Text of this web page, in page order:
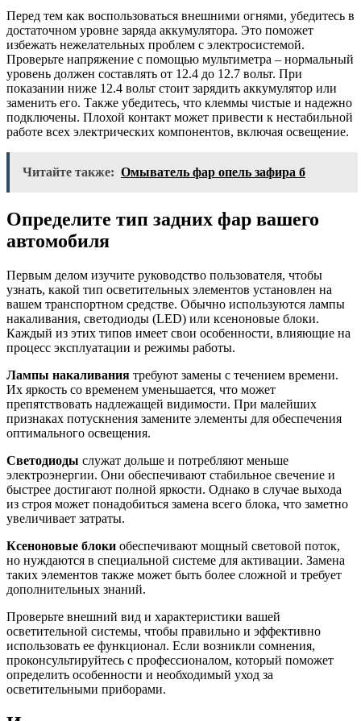
Перед тем как воспользоваться внешними огнями, убедитесь в
достаточном уровне заряда аккумулятора. Это поможет
избежать нежелательных проблем с электросистемой.
Проверьте напряжение с помощью мультиметра – нормальный
уровень должен составлять от 12.4 до 12.7 вольт. При
показании ниже 12.4 вольт стоит зарядить аккумулятор или
заменить его. Также убедитесь, что клеммы чистые и надежно
подключены. Плохой контакт может привести к нестабильной
работе всех электрических компонентов, включая освещение.
Читайте также: Омыватель фар опель зафира б
Определите тип задних фар вашего
автомобиля
Первым делом изучите руководство пользователя, чтобы
узнать, какой тип осветительных элементов установлен на
вашем транспортном средстве. Обычно используются лампы
накаливания, светодиоды (LED) или ксеноновые блоки.
Каждый из этих типов имеет свои особенности, влияющие на
процесс эксплуатации и режимы работы.
Лампы накаливания требуют замены с течением времени.
Их яркость со временем уменьшается, что может
препятствовать надлежащей видимости. При малейших
признаках потускнения замените элементы для обеспечения
оптимального освещения.
Светодиоды служат дольше и потребляют меньше
электроэнергии. Они обеспечивают стабильное свечение и
быстрее достигают полной яркости. Однако в случае выхода
из строя может понадобиться замена всего блока, что заметно
увеличивает затраты.
Ксеноновые блоки обеспечивают мощный световой поток,
но нуждаются в специальной системе для активации. Замена
таких элементов также может быть более сложной и требует
дополнительных знаний.
Проверьте внешний вид и характеристики вашей
осветительной системы, чтобы правильно и эффективно
использовать ее функционал. Если возникли сомнения,
проконсультируйтесь с профессионалом, который поможет
определить особенности и необходимый уход за
осветительными приборами.